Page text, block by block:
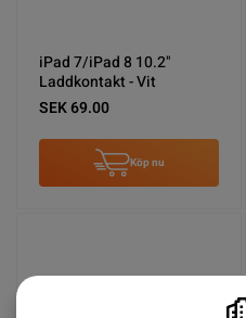
iPad 7/iPad 8 10.2"
Laddkontakt - Vit
SEK 69.00
Köp nu